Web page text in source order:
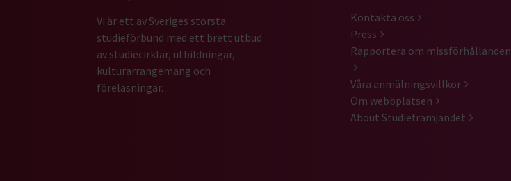
Vi är ett av Sveriges största
studieförbund med ett brett utbud
av studiecirklar, utbildningar,
kulturarrangemang och
föreläsningar.
Kontakta oss
Press
Rapportera om missförhållanden
Våra anmälningsvillkor
Om webbplatsen
About Studiefrämjandet